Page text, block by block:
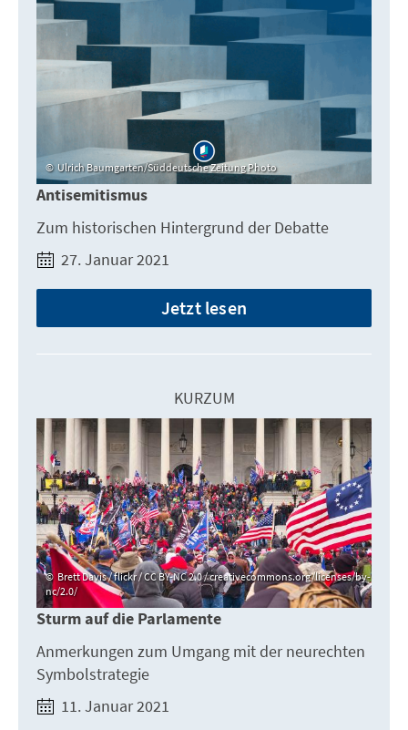
Ulrich Baumgarten/Süddeutsche Zeitung Photo
Antisemitismus
Zum historischen Hintergrund der Debatte
27. Januar 2021
Jetzt lesen
KURZUM
Brett Davis / flickr / CC BY-NC 2.0 / creativecommons.org/licenses/by-
nc/2.0/
Sturm auf die Parlamente
Anmerkungen zum Umgang mit der neurechten
Symbolstrategie
11. Januar 2021